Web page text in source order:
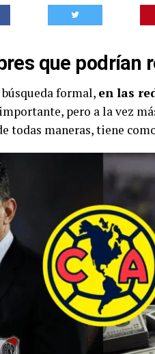
que podrían
formal, en las
pero a la vez
todas maneras, tiene